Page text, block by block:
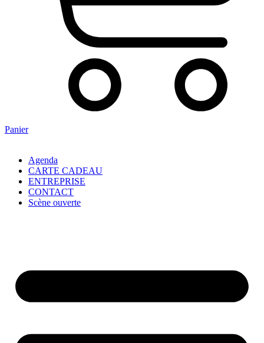
Panier
Agenda
CARTE CADEAU
ENTREPRISE
CONTACT
Scène ouverte